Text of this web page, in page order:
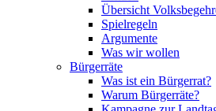
Übersicht
Spielregeln
Argumente
Was wir wollen
Bürgerräte
Was ist ein Bürgerrat?
Warum Bürgerräte?